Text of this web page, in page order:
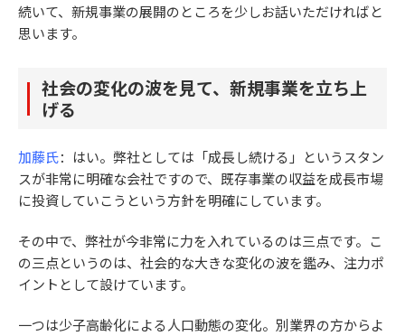
続いて、新規事業の展開のところを少しお話いただければと
思います。
社会の変化の波を見て、新規事業を立ち上
げる
加藤氏：はい。弊社としては「成長し続ける」というスタン
スが非常に明確な会社ですので、既存事業の収益を成長市場
に投資していこうという方針を明確にしています。
その中で、弊社が今非常に力を入れているのは三点です。こ
の三点というのは、社会的な大きな変化の波を鑑み、注力ポ
イントとして設けています。
一つは少子高齢化による人口動態の変化。別業界の方からよ